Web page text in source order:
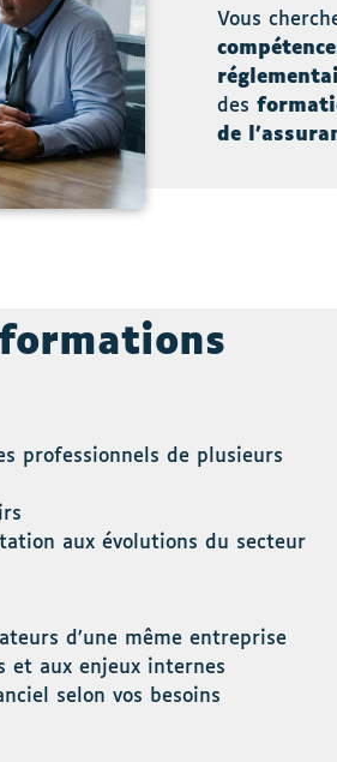
Vous
des
de
professionnels de plusieurs
aux évolutions du secteur
d’une même entreprise
et aux enjeux internes
selon vos besoins